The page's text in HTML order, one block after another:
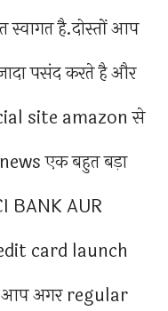
स्वागत है.दोस्तों आप
पसंद करते है और
site amazon से
एक बहुत बड़ा
BANK AUR
card launch
है.आप अगर regular